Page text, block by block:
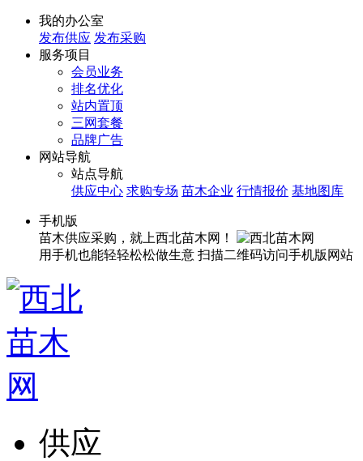
我的办公室
发布供应 发布采购
服务项目
会员业务
排名优化
站内置顶
三网套餐
品牌广告
网站导航
站点导航
供应中心 求购专场 苗木企业 行情报价 基地图库
手机版
苗木供应采购，就上西北苗木网！
用手机也能轻轻松松做生意 扫描二维码访问手机版网站
供应